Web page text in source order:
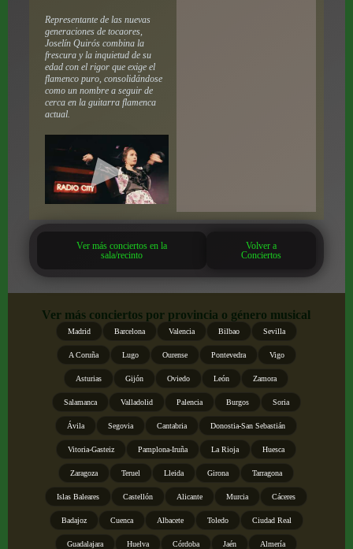
Representante de las nuevas
generaciones de tocaores,
Joselín Quirós combina la
frescura y la inquietud de su
edad con el rigor que exige el
flamenco puro, consolidándose
como un nombre a seguir de
cerca en la guitarra flamenca
actual.
Ver más conciertos en la
sala/recinto
Volver a
Conciertos
Ver más conciertos por provincia o género musical
Madrid Barcelona Valencia Bilbao Sevilla
A Coruña Lugo Ourense Pontevedra Vigo
Asturias Gijón Oviedo León Zamora
Salamanca Valladolid Palencia Burgos Soria
Ávila Segovia Cantabria Donostia-San Sebastián
Vitoria-Gasteiz Pamplona-Iruña La Rioja Huesca
Zaragoza Teruel Lleida Girona Tarragona
Islas Baleares Castellón Alicante Murcia Cáceres
Badajoz Cuenca Albacete Toledo Ciudad Real
Guadalajara Huelva Córdoba Jaén Almería